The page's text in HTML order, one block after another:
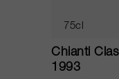
75cl
Chianti
1993